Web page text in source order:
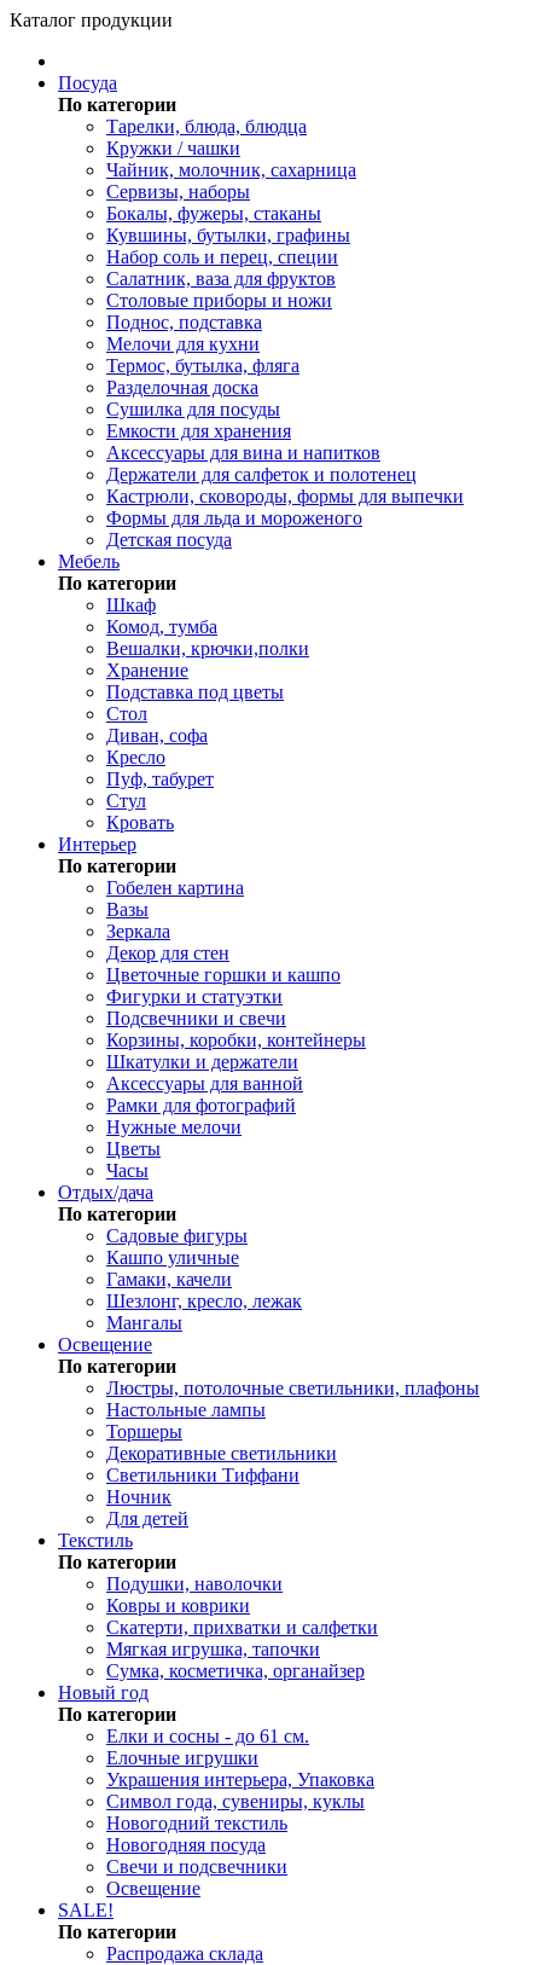
Каталог продукции
Посуда
По категории
Тарелки, блюда, блюдца
Кружки / чашки
Чайник, молочник, сахарница
Сервизы, наборы
Бокалы, фужеры, стаканы
Кувшины, бутылки, графины
Набор соль и перец, специи
Салатник, ваза для фруктов
Столовые приборы и ножи
Поднос, подставка
Мелочи для кухни
Термос, бутылка, фляга
Разделочная доска
Сушилка для посуды
Емкости для хранения
Аксессуары для вина и напитков
Держатели для салфеток и полотенец
Кастрюли, сковороды, формы для выпечки
Формы для льда и мороженого
Детская посуда
Мебель
По категории
Шкаф
Комод, тумба
Вешалки, крючки,полки
Хранение
Подставка под цветы
Стол
Диван, софа
Кресло
Пуф, табурет
Стул
Кровать
Интерьер
По категории
Гобелен картина
Вазы
Зеркала
Декор для стен
Цветочные горшки и кашпо
Фигурки и статуэтки
Подсвечники и свечи
Корзины, коробки, контейнеры
Шкатулки и держатели
Аксессуары для ванной
Рамки для фотографий
Нужные мелочи
Цветы
Часы
Отдых/дача
По категории
Садовые фигуры
Кашпо уличные
Гамаки, качели
Шезлонг, кресло, лежак
Мангалы
Освещение
По категории
Люстры, потолочные светильники, плафоны
Настольные лампы
Торшеры
Декоративные светильники
Светильники Тиффани
Ночник
Для детей
Текстиль
По категории
Подушки, наволочки
Ковры и коврики
Скатерти, прихватки и салфетки
Мягкая игрушка, тапочки
Сумка, косметичка, органайзер
Новый год
По категории
Елки и сосны - до 61 см.
Елочные игрушки
Украшения интерьера, Упаковка
Символ года, сувениры, куклы
Новогодний текстиль
Новогодняя посуда
Свечи и подсвечники
Освещение
SALE!
По категории
Распродажа склада